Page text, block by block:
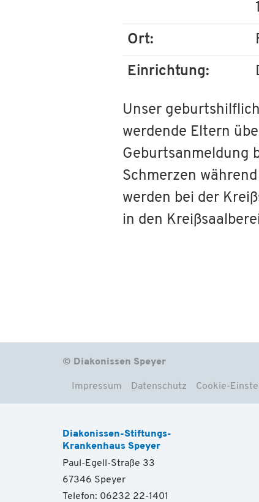
Ort:
Einrichtung:
Unser
werdende Eltern
Geburtsanmeldung
Schmerzen
werden bei der
in den
© Diakonissen Speyer
Impressum Datenschutz Cookie-
Diakonissen-Stiftungs-
Krankenhaus Speyer
Paul-Egell-Straße 33
67346 Speyer
Telefon: 06232 22-1401